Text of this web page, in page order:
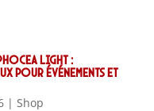
Phocea Light :
pour événements et
| Shop